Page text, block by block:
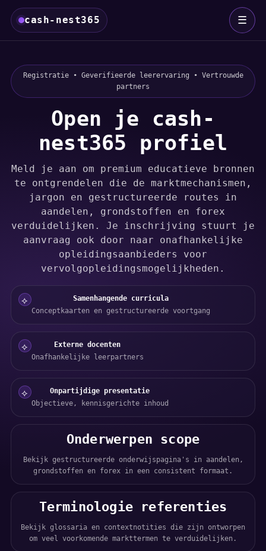
cash-nest365 ☰
Registratie • Geverifieerde leerervaring • Vertrouwde
partners
Open je cash-
nest365 profiel
Meld je aan om premium educatieve bronnen
te ontgrendelen die de marktmechanismen,
jargon en gestructureerde routes in
aandelen, grondstoffen en forex
verduidelijken. Je inschrijving stuurt je
aanvraag ook door naar onafhankelijke
opleidingsaanbieders voor
vervolgopleidingsmogelijkheden.
⟡
Samenhangende curricula
Conceptkaarten en gestructureerde voortgang
⟡
Externe docenten
Onafhankelijke leerpartners
⟡
Onpartijdige presentatie
Objectieve, kennisgerichte inhoud
Onderwerpen scope
Bekijk gestructureerde onderwijspagina's in aandelen,
grondstoffen en forex in een consistent formaat.
Terminologie referenties
Bekijk glossaria en contextnotities die zijn ontworpen
om veel voorkomende markttermen te verduidelijken.